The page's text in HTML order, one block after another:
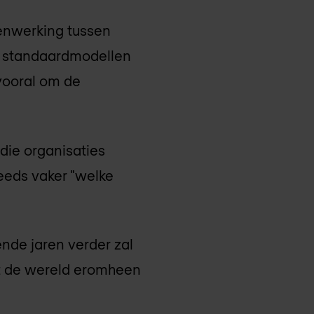
tussen
om de
organisaties
vaker "welke
jaren verder zal
wereld eromheen